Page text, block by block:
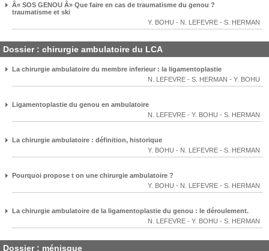
Â« SOS GENOU Â» Que faire en cas de traumatisme du genou ?
traumatisme et ski
Y. BOHU - N. LEFEVRE - S. HERMAN
Dossier : chirurgie ambulatoire du LCA
La chirurgie ambulatoire du membre inferieur : la ligamentoplastie
N. LEFEVRE - S. HERMAN - Y. BOHU
Ligamentoplastie du genou en ambulatoire
N. LEFEVRE - Y. BOHU - S. HERMAN
La chirurgie ambulatoire : définition, historique
Y. BOHU - N. LEFEVRE - S. HERMAN
Pourquoi propose t on une chirurgie ambulatoire ?
Y. BOHU - N. LEFEVRE - S. HERMAN
La chirurgie ambulatoire de la ligamentoplastie du genou : le déroulement.
N. LEFEVRE - Y. BOHU - S. HERMAN
Dossier : ménisque